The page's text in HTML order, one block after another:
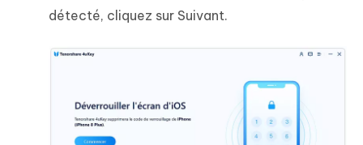
détecté, cliquez sur Suivant.